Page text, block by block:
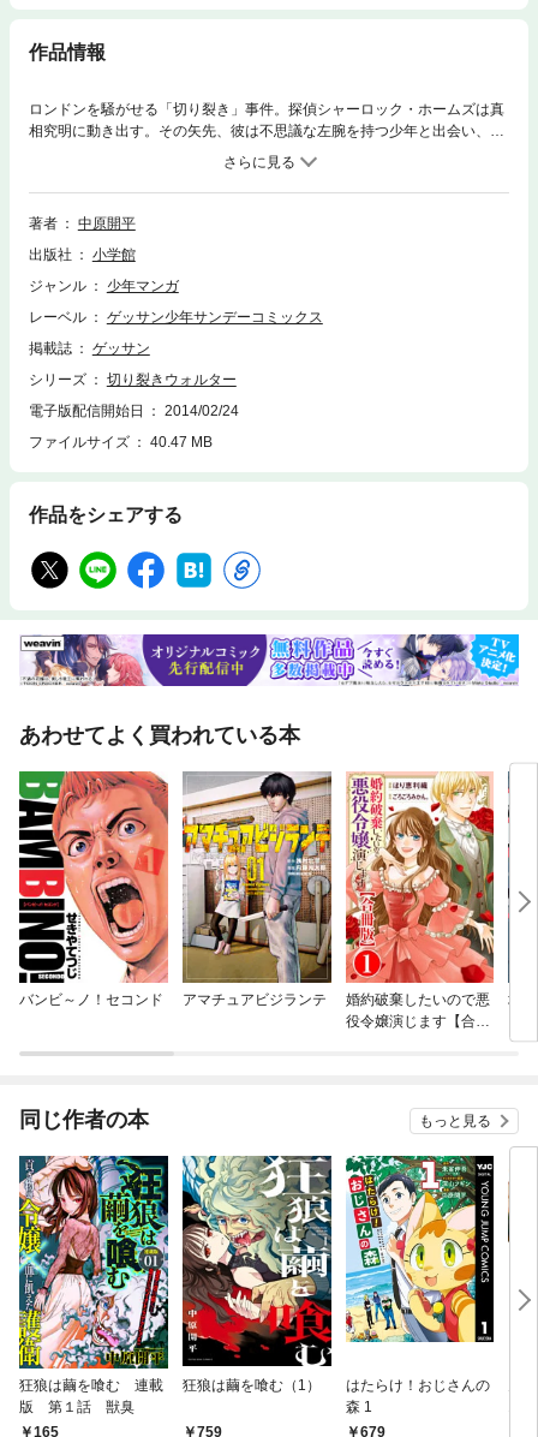
作品情報
ロンドンを騒がせる「切り裂き」事件。探偵シャーロック・ホームズは真
相究明に動き出す。その矢先、彼は不思議な左腕を持つ少年と出会い、霧
の都の、その闇の中で蠢く恐るべき真実に気付く。そしてその夜、噂の名
探偵は消息を絶った……少年ウォルターと「相棒」ワトソンが挑む名探偵
のシークレット・ケース（語られざる事件）！驚天動地の冒険奇譚、待望
の第1巻！！
著者
中原開平
出版社
小学館
ジャンル
少年マンガ
レーベル
ゲッサン少年サンデーコミックス
掲載誌
ゲッサン
シリーズ
切り裂きウォルター
電子版配信開始日
2014/02/24
ファイルサイズ
40.47 MB
作品をシェアする
あわせてよく買われている本
バンビ～ノ！セコンド アマチュアビジランテ
婚約破棄したいので悪
役令嬢演じます【合冊
城
同じ作者の本 もっと見る
狂狼は繭を喰む 連載
版 第１話 獣臭
165
狂狼は繭を喰む（1）
759
はたらけ！おじさんの
森 1
679